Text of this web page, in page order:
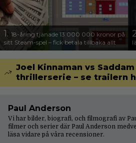
1. 18-åring tjänade 13 000 000 kronor på
sitt Steam-spel – fick betala tillbaka allt
Joel Kinnaman vs
thrillerserie – se trailern
Paul Anderson
Vi har bilder, biografi, och filmografi av
filmer och serier där Paul Anderson
läsa vidare på våra recensioner.